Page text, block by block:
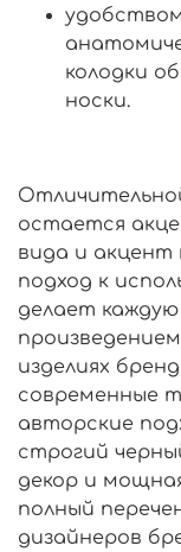
колодки
носки.
остается
вида и акцент
подход к
делает
изделиях
современные
авторские
строгий
декор и
полный
дизайнеров